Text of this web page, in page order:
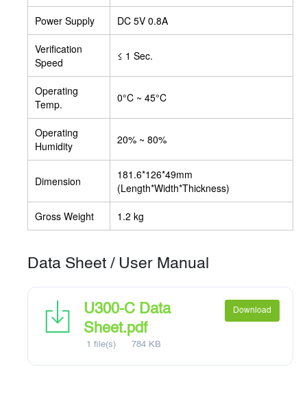
Power Supply DC 5V 0.8A
Verification
Speed
≤ 1 Sec.
Operating
Temp.
0°C ~ 45°C
Operating
Humidity
20% ~ 80%
Dimension
181.6*126*49mm
(Length*Width*Thickness)
Gross Weight 1.2 kg
Data Sheet / User Manual
U300-C Data
Sheet.pdf
1 file(s) 784 KB
Download